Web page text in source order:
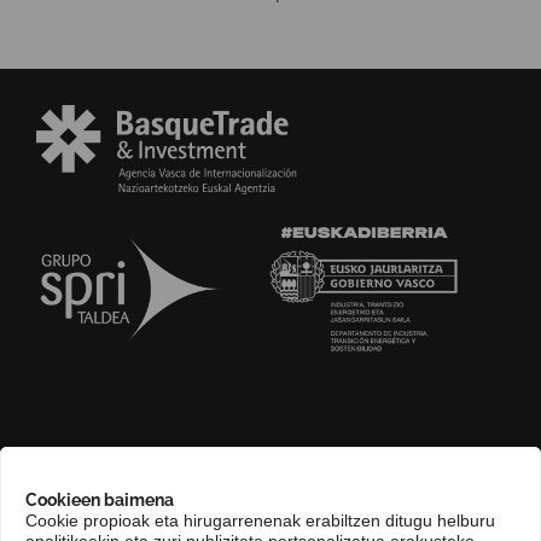
Cookieen baimena
Cookie propioak eta hirugarrenenak erabiltzen ditugu helburu
COMPLIANCE CHANNEL